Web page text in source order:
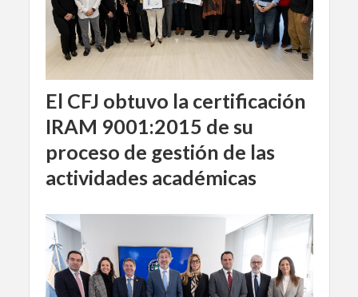
El CFJ obtuvo la certificación
IRAM 9001:2015 de su
proceso de gestión de las
actividades académicas